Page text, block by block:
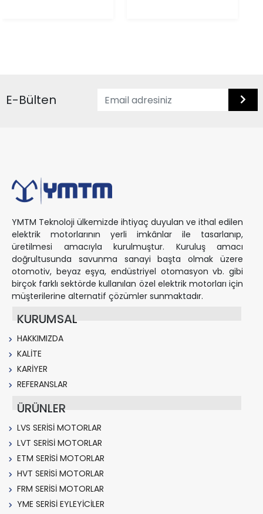
E-Bülten
YMTM Teknoloji ülkemizde ihtiyaç duyulan ve ithal edilen
elektrik motorlarının yerli imkânlar ile tasarlanıp,
üretilmesi amacıyla kurulmuştur. Kuruluş amacı
doğrultusunda savunma sanayi başta olmak üzere
otomotiv, beyaz eşya, endüstriyel otomasyon vb. gibi
birçok farklı sektörde kullanılan özel elektrik motorları için
müşterilerine alternatif çözümler sunmaktadır.
KURUMSAL
HAKKIMIZDA
KALİTE
KARİYER
REFERANSLAR
ÜRÜNLER
LVS SERİSİ MOTORLAR
LVT SERİSİ MOTORLAR
ETM SERİSİ MOTORLAR
HVT SERİSİ MOTORLAR
FRM SERİSİ MOTORLAR
YME SERİSİ EYLEYİCİLER